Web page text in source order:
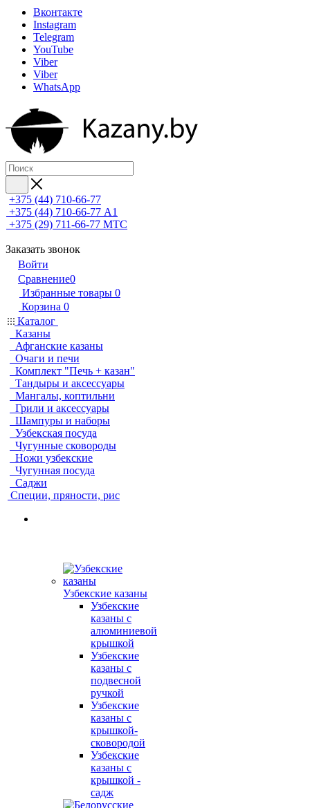
Вконтакте
Instagram
Telegram
YouTube
Viber
Viber
WhatsApp
+375 (44) 710-66-77
+375 (44) 710-66-77 А1
+375 (29) 711-66-77 МТС
Заказать звонок
Войти
Сравнение0
Избранные товары 0
Корзина 0
Каталог
Казаны
Афганские казаны
Очаги и печи
Комплект "Печь + казан"
Тандыры и аксессуары
Мангалы, коптильни
Грили и аксессуары
Шампуры и наборы
Узбекская посуда
Чугунные сковороды
Ножи узбекские
Чугунная посуда
Саджи
Специи, пряности, рис
Узбекские казаны
Узбекские
казаны с
алюминиевой
крышкой
Узбекские
казаны с
подвесной
ручкой
Узбекские
казаны с
крышкой-
сковородой
Узбекские
казаны с
крышкой -
садж